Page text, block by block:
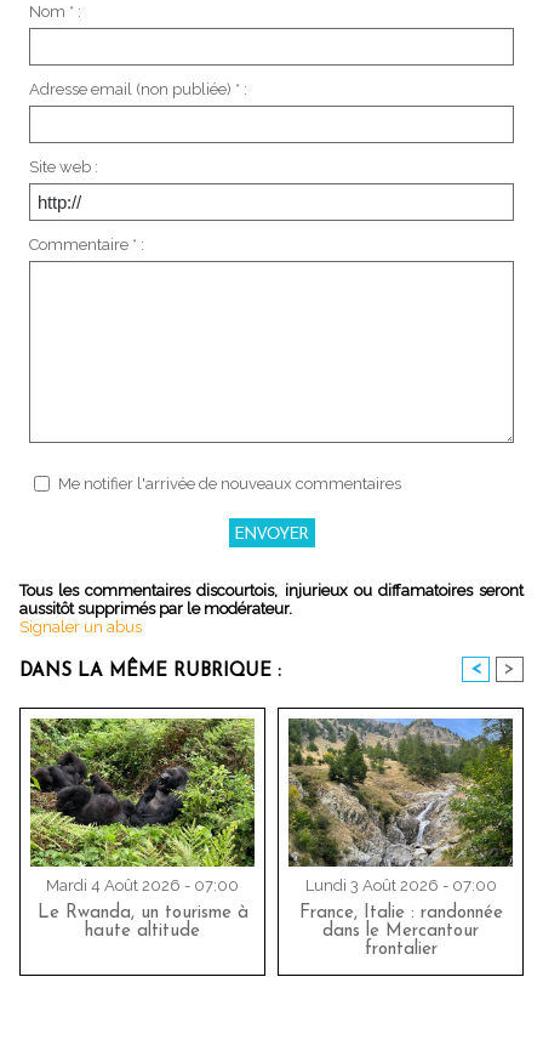
Nom * :
Adresse email (non publiée) * :
Site web :
Commentaire * :
Me notifier l'arrivée de nouveaux commentaires
Tous les commentaires discourtois, injurieux ou diffamatoires seront
aussitôt supprimés par le modérateur.
Signaler un abus
DANS LA MÊME RUBRIQUE : < >
Mardi 4 Août 2026 - 07:00
Le Rwanda, un tourisme à
haute altitude
Lundi 3 Août 2026 - 07:00
France, Italie : randonnée
dans le Mercantour
frontalier